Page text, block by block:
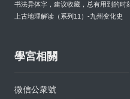
书法异体字，建议收藏，总有用到的时刻
上古地理解读（系列11）-九州变化史
學宮相關
微信公衆號